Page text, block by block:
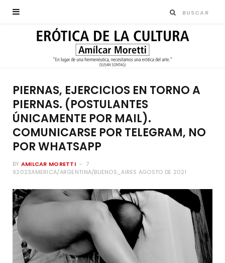
PIERNAS, EJERCICIOS EN TORNO A
PIERNAS. (POSTULANTES
ÚNICAMENTE POR MAIL).
COMUNICARSE POR TELEGRAM, NO
POR WHATSAPP
BY AMILCAR MORETTI
7
92023AMERICA/ARGENTINA/BUENOS_AIRES AGOSTO DE 2021